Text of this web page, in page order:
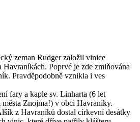
zeman Rudger založil vinice
Havraníkách. Poprvé je zde zmiňována
Pravděpodobně vznikla i ves
fary a kaple sv. Linharta (6 let
města Znojma!) v obci Havraníky.
z Havraníků dostal církevní desátky